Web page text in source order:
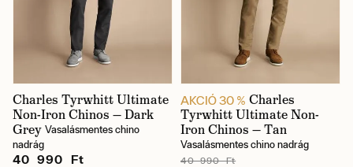
Charles Tyrwhitt Ultimate
Non-Iron Chinos — Dark
Grey Vasalásmentes chino
nadrág
40 990 Ft
AKCIÓ 30 % Charles
Tyrwhitt Ultimate Non-
Iron Chinos — Tan
Vasalásmentes chino nadrág
40 990 Ft